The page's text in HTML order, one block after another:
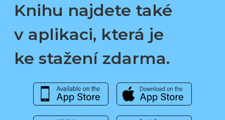
Knihu najdete také
v aplikaci, která je
ke stažení zdarma.